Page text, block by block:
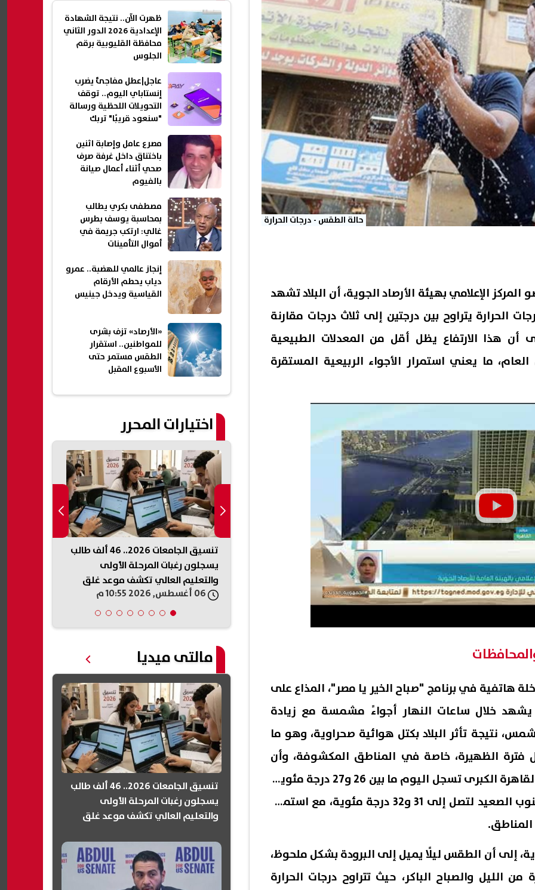
حالة الطقس - درجات الحرارة
المركز الإعلامي بهيئة الأرصاد الجوية، أن البلاد تشهد
الحرارة يتراوح بين درجتين إلى ثلاث درجات مقارنة
أن هذا الارتفاع يظل أقل من المعدلات الطبيعية
ما يعني استمرار الأجواء الربيعية المستقرة
هاتفية في برنامج "صباح الخير يا مصر"، المذاع على
يشهد خلال ساعات النهار أجواءً مشمسة مع زيادة
نتيجة تأثر البلاد بكتل هوائية صحراوية، وهو ما
فترة الظهيرة، خاصة في المناطق المكشوفة، وأن
درجة الحرارة العظمى على القاهرة الكبرى تسجل اليوم ما بين 26 و27 درجة مئوية،
بينما ترتفع في محافظات جنوب الصعيد لتصل إلى 31 و32 درجة مئوية، مع استمرار
المناطق.
إلى أن الطقس ليلًا يميل إلى البرودة بشكل ملحوظ،
الليل والصباح الباكر، حيث تتراوح درجات الحرارة
ظهرت الآن.. نتيجة الشهادة
الإعدادية 2026 الدور الثاني
محافظة القليوبية برقم
الجلوس
عاجل|عطل مفاجئ يضرب
إنستاباي اليوم.. توقف
التحويلات اللحظية ورسالة
"سنعود قريبًا" تربك
مصرع عامل وإصابة اثنين
باختناق داخل غرفة صرف
صحي أثناء أعمال صيانة
بالفيوم
مصطفى بكري يطالب
بمحاسبة يوسف بطرس
غالي: ارتكب جريمة في
أموال التأمينات
إنجاز عالمي للهضبة.. عمرو
دياب يحطم الأرقام
القياسية ويدخل جينيس
«الأرصاد» تزف بشرى
للمواطنين.. استقرار
الطقس مستمر حتى
الأسبوع المقبل
اختيارات المحرر
2026.. الزيت والسكر والمكرونة ضمن
الرسمية
مصرع عامل وإصابة اثنين باختناق داخل
غرفة صرف صحي أثناء أعمال صيانة
بالفيوم
06 أغسطس, 2026 10:29 م
تنسيق الجامعات 2026.. 46 ألف طالب
يسجلون رغبات المرحلة الأولى
والتعليم العالي تكشف موعد غلق
التسجيل (انفوجرافيك)
مالتى ميديا
تنسيق الجامعات 2026.. 46 ألف طالب
يسجلون رغبات المرحلة الأولى
والتعليم العالي تكشف موعد غلق